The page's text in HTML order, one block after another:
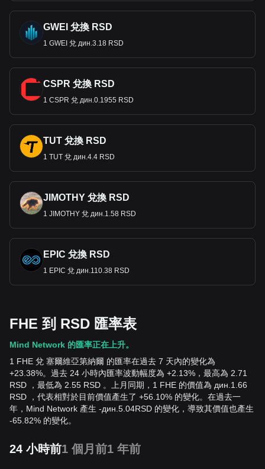
GWEI 兌換 RSD
1 GWEI 兌 дин.3.18 RSD
CSPR 兌換 RSD
1 CSPR 兌 дин.0.1955 RSD
TUT 兌換 RSD
1 TUT 兌 дин.4.4 RSD
JIMOTHY 兌換 RSD
1 JIMOTHY 兌 дин.1.58 RSD
EPIC 兌換 RSD
1 EPIC 兌 дин.110.38 RSD
FHE 到 RSD 匯率表
Mind Network 的匯率正在上升。
1 FHE 兌 塞爾維亞第納爾 的匯率在過去 7 天內的變化為
+23.38%。過去 24 小時內匯率波動幅度為 +2.13%，最高為 2.71
RSD ，最低為 2.55 RSD 。上月同期，1 FHE 的價值為 дин.1.66
RSD ，代表相對於目前價值產生了 +56.10% 的變化。在過去一
年，Mind Network 產生 -дин. 5.04RSD 的變化，導致其價值也產生
-65.82% 的變化。
24 小時前1 個月前1 年前